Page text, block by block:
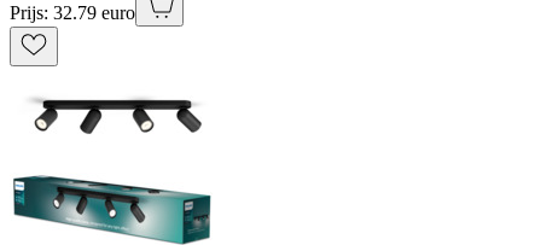
Prijs: 32.79 euro